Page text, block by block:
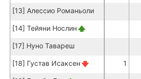
[13] Алессио Романьоли
[14] Тейяни Нослин
[17] Нуно Тавареш
[18] Густав Исаксен 1